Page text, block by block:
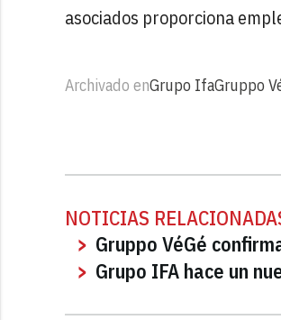
asociados proporciona
Archivado enGrupo IfaGruppo
NOTICIAS
Gruppo VéGé
Grupo IFA hace un